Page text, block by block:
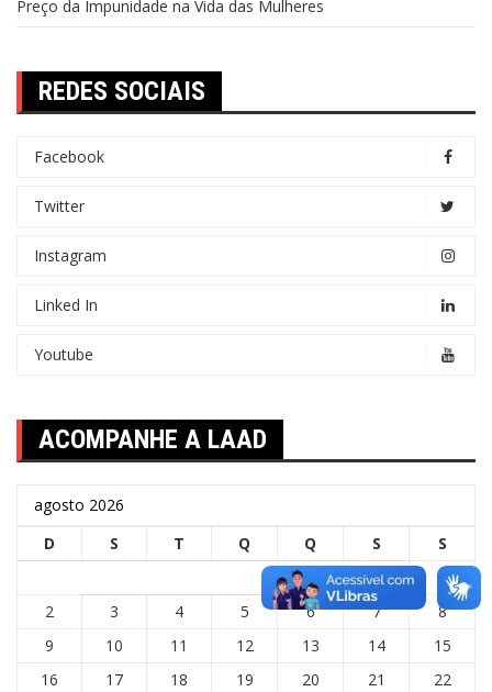
Preço da Impunidade na Vida das Mulheres
REDES SOCIAIS
Facebook
Twitter
Instagram
Linked In
Youtube
ACOMPANHE A LAAD
agosto 2026
D
S T Q Q S
S
1
2
3 4 5 6 7
8
9
10 11 12 13 14
15
16
17 18 19 20 21
22